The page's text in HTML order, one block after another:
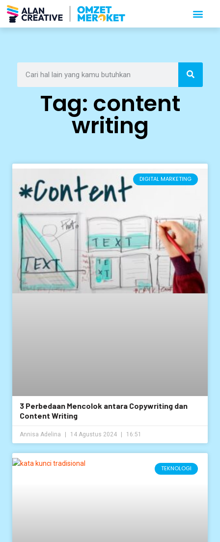
Tag: content
writing
DIGITAL MARKETING
3 Perbedaan Mencolok antara Copywriting dan
Content Writing
Annisa Adelina 14 Agustus 2024 16:51
TEKNOLOGI